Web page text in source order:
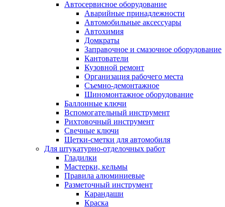
Автосервисное оборудование
Аварийные принадлежности
Автомобильные аксессуары
Автохимия
Домкраты
Заправочное и смазочное оборудование
Кантователи
Кузовной ремонт
Организация рабочего места
Съемно-демонтажное
Шиномонтажное оборудование
Баллонные ключи
Вспомогательный инструмент
Рихтовочный инструмент
Свечные ключи
Щетки-сметки для автомобиля
Для штукатурно-отделочных работ
Гладилки
Мастерки, кельмы
Правила алюминиевые
Разметочный инструмент
Карандаши
Краска